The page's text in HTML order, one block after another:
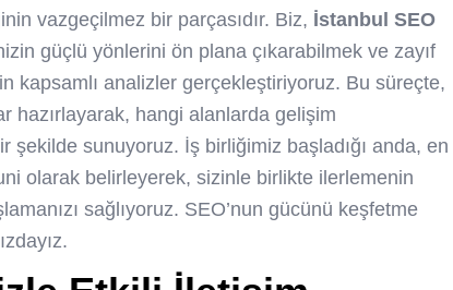
vazgeçilmez bir parçasıdır. Biz, İstanbul SEO
güçlü yönlerini ön plana çıkarabilmek ve zayıf
kapsamlı analizler gerçekleştiriyoruz. Bu süreçte,
hazırlayarak, hangi alanlarda gelişim
şekilde sunuyoruz. İş birliğimiz başladığı anda, en
olarak belirleyerek, sizinle birlikte ilerlemenin
sağlıyoruz. SEO’nun gücünü keşfetme